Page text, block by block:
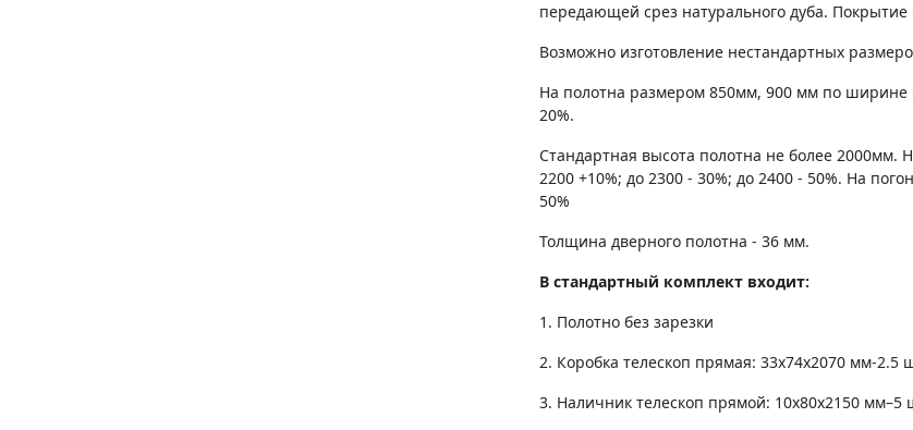
передающей срез натурального дуба.
Возможно изготовление нестандартных
На полотна размером 850мм, 900 мм по
20%.
Стандартная высота полотна не более 2000мм.
2200 +10%; до 2300 - 30%; до 2400 - 50%. На
50%
Толщина дверного полотна - 36 мм.
В стандартный комплект входит:
1. Полотно без зарезки
2. Коробка телескоп прямая: 33х74х2070 мм-2.5
3. Наличник телескоп прямой: 10х80х2150 мм–5